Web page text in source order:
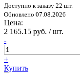
Доступно к заказу 22 шт.
Обновлено 07.08.2026
Цена:
2 165.15 руб. / шт.
-
+
Купить